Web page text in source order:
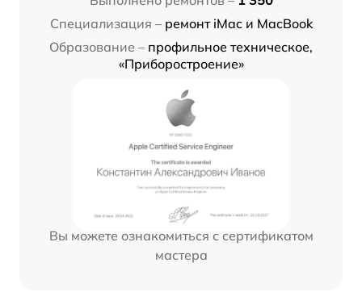
Специализация – ремонт iMac и MacBook
Образование – профильное техническое,
«Приборостроение»
Вы можете ознакомиться с сертификатом
мастера